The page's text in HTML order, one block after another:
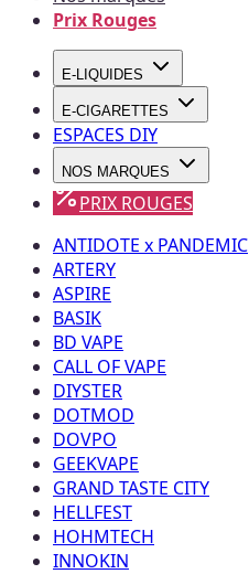
Prix Rouges
E-LIQUIDES
E-CIGARETTES
ESPACES DIY
NOS MARQUES
PRIX ROUGES
ANTIDOTE x PANDEMIC
ARTERY
ASPIRE
BASIK
BD VAPE
CALL OF VAPE
DIYSTER
DOTMOD
DOVPO
GEEKVAPE
GRAND TASTE CITY
HELLFEST
HOHMTECH
INNOKIN